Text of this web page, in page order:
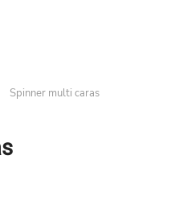
Spinner multi caras